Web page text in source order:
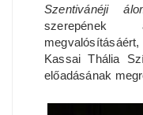
Szentivánéji
Kassai Thália
előadásának